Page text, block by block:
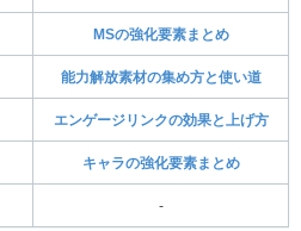
MSの強化要素まとめ
能力解放素材の集め方と使い道
エンゲージリンクの効果と上げ方
キャラの強化要素まとめ
-